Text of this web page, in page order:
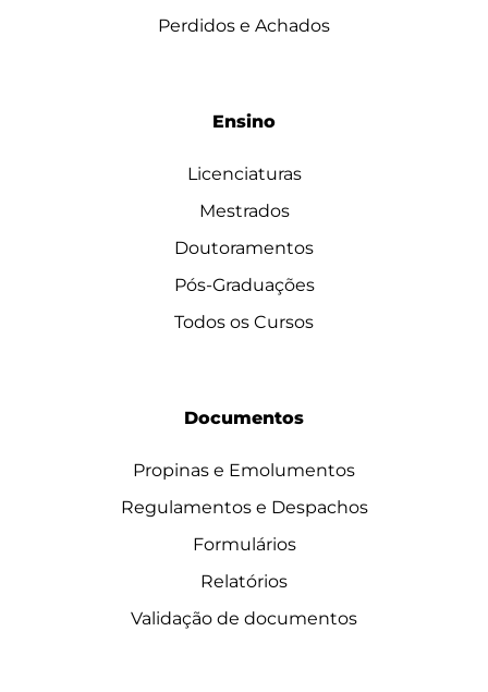
Perdidos e Achados
Ensino
Licenciaturas
Mestrados
Doutoramentos
Pós-Graduações
Todos os Cursos
Documentos
Propinas e Emolumentos
Regulamentos e Despachos
Formulários
Relatórios
Validação de documentos